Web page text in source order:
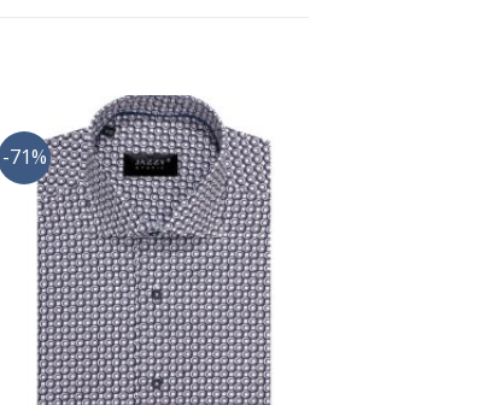
-71%
Προσθήκη
στη Λίστα
Επιθυμίας